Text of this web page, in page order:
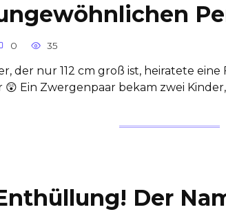
0 35
der nur 112 cm groß ist, heiratete
😲 Ein Zwergenpaar bekam zwei
Der